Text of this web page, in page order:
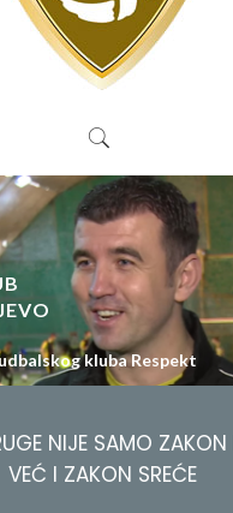
kluba Respekt
NIJE SAMO
VEĆ I ZAKON SREĆE